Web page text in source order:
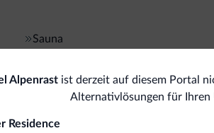
Sauna
Tiere
Alpenrast ist derzeit auf diesem Portal
Alternativlösungen für Ihren
Residence